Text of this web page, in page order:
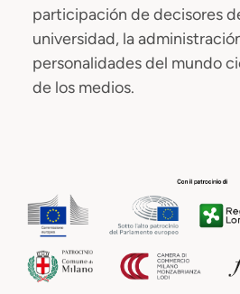
participación de decisores
universidad, la
personalidades del mundo
de los medios.